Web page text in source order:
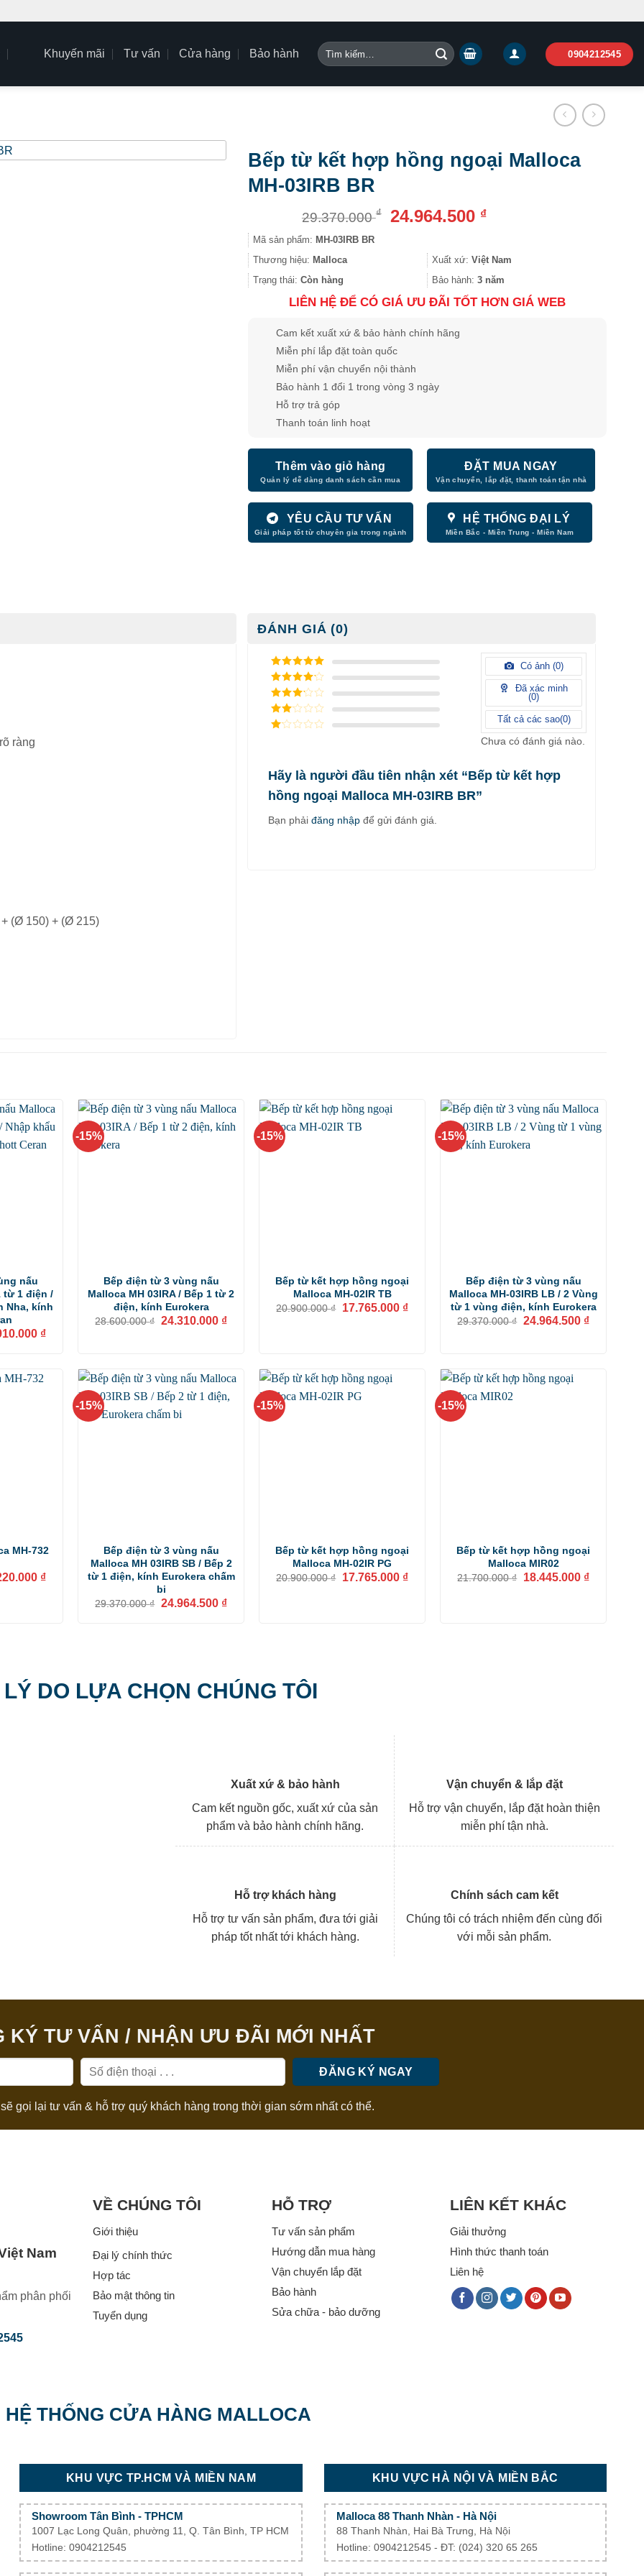
Khuyến mãi Tư vấn Cửa hàng Bảo hành
Tìm
kiếm:
0904212545
Bếp từ kết hợp hồng ngoại Malloca
MH-03IRB BR
29.370.000₫
Giá
29.370.000 ₫.
24.964.500 ₫Giá
là:
24.964.500 ₫.
Mã sản phẩm: MH-03IRB BR
Thương hiệu: Malloca Xuất xứ:Việt Nam
Trạng thái: Còn hàng Bảo hành:3 năm
LIÊN HỆ ĐỂ CÓ GIÁ ƯU ĐÃI TỐT HƠN GIÁ WEB
Cam kết xuất xứ & bảo hành chính hãng
Miễn phí lắp đặt toàn quốc
Miễn phí vận chuyển nội thành
Bảo hành 1 đổi 1 trong vòng 3 ngày
Hỗ trợ trả góp
Thanh toán linh hoạt
Thêm vào giỏ hàng ĐẶT MUA NGAY
YÊU CẦU TƯ VẤN HỆ THỐNG ĐẠI LÝ
ràng
(Ø 150) + (Ø 215)
ĐÁNH GIÁ (0)
5/ 5 điểm
4/ 5
điểm
3/ 5
điểm
2/
điểm
Có ảnh (0)
Đã xác minh
(0)
Tất cả các sao(0)
Chưa có đánh giá nào.
Hãy là người đầu tiên nhận xét “Bếp từ kết hợp
hồng ngoại Malloca MH-03IRB BR”
Bạn phảiđăng nhập để gửi đánh giá.
nấu
từ 1 điện /
Nha, kính
₫Giá
20.910.000 ₫.
-15%
Bếp điện từ 3 vùng nấu
Malloca MH 03IRA / Bếp 1 từ 2
điện, kính Eurokera
28.600.000₫ Giá
24.310.000 ₫Giá
-15%
Bếp từ kết hợp hồng ngoại
Malloca MH-02IR TB
20.900.000₫
Giá
17.765.000 ₫Giá
-15%
Bếp điện từ 3 vùng nấu
Malloca MH-03IRB LB / 2 Vùng
từ 1 vùng điện, kính Eurokera
29.370.000₫ Giá
24.964.500 ₫Giá
MH-732
₫Giá
-15%
Bếp điện từ 3 vùng nấu
Malloca MH 03IRB SB / Bếp 2
từ 1 điện, kính Eurokera chấm
bi
29.370.000₫ Giá
24.964.500 ₫Giá
-15%
Bếp từ kết hợp hồng ngoại
Malloca MH-02IR PG
20.900.000₫
Giá
17.765.000 ₫Giá
-15%
Bếp từ kết hợp hồng ngoại
Malloca MIR02
21.700.000₫
Giá
18.445.000 ₫Giá
LÝ DO LỰA CHỌN CHÚNG TÔI
Xuất xứ & bảo hành
Cam kết nguồn gốc, xuất xứ của sản
phẩm và bảo hành chính hãng.
Vận chuyển & lắp đặt
Hỗ trợ vận chuyển, lắp đặt hoàn thiện
miễn phí tận nhà.
Hỗ trợ khách hàng
Hỗ trợ tư vấn sản phẩm, đưa tới giải
pháp tốt nhất tới khách hàng.
Chính sách cam kết
Chúng tôi có trách nhiệm đến cùng đối
với mỗi sản phẩm.
KÝ TƯ VẤN / NHẬN ƯU ĐÃI MỚI NHẤT
gọi lại tư vấn & hỗ trợ quý khách hàng trong thời gian sớm nhất có thể.
Nam
phân phối
VỀ CHÚNG TÔI
Giới thiệu
Đại lý chính thức
Hợp tác
Bảo mật thông tin
Tuyển dụng
HỖ TRỢ
Tư vấn sản phẩm
Hướng dẫn mua hàng
Vận chuyển lắp đặt
Bảo hành
Sửa chữa - bảo dưỡng
LIÊN KẾT KHÁC
Giải thưởng
Hình thức thanh toán
Liên hệ
HỆ THỐNG CỬA HÀNG MALLOCA
KHU VỰC TP.HCM VÀ MIỀN NAM
Showroom Tân Bình - TPHCM
1007 Lạc Long Quân, phường 11, Q. Tân Bình, TP HCM
Hotline: 0904212545
KHU VỰC HÀ NỘI VÀ MIỀN BẮC
Malloca 88 Thanh Nhàn - Hà Nội
88 Thanh Nhàn, Hai Bà Trưng, Hà Nội
Hotline: 0904212545 - ĐT: (024) 320 65 265